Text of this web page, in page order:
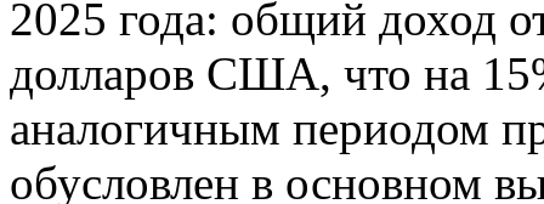
2025 года: общий доход
долларов США, что на
аналогичным периодом
обусловлен в основном